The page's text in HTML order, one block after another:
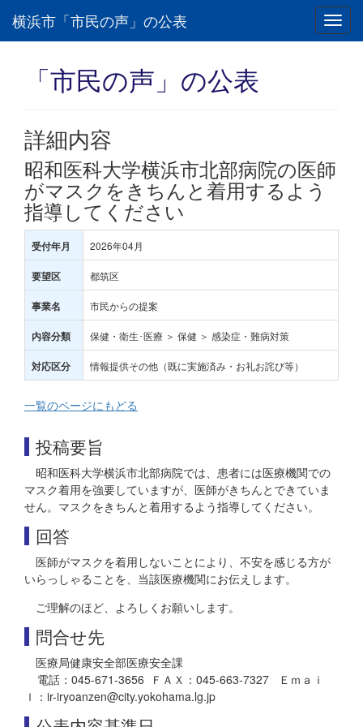
横浜市「市民の声」の公表
「市民の声」の公表
詳細内容
昭和医科大学横浜市北部病院の医師
がマスクをきちんと着用するよう
指導してください
受付年月 2026年04月
要望区 都筑区
事業名 市民からの提案
内容分類 保健・衛生･医療 ＞ 保健 ＞ 感染症・難病対策
対応区分 情報提供その他（既に実施済み・お礼お詫び等）
一覧のページにもどる
投稿要旨
昭和医科大学横浜市北部病院では、患者には医療機関での
マスク着用を強要していますが、医師がきちんとできていま
せん。マスクをきちんと着用するよう指導してください。
回答
医師がマスクを着用しないことにより、不安を感じる方が
いらっしゃることを、当該医療機関にお伝えします。
ご理解のほど、よろしくお願いします。
問合せ先
医療局健康安全部医療安全課
電話：045-671-3656 ＦＡＸ：045-663-7327 Ｅｍａｉ
ｌ：ir-iryoanzen@city.yokohama.lg.jp